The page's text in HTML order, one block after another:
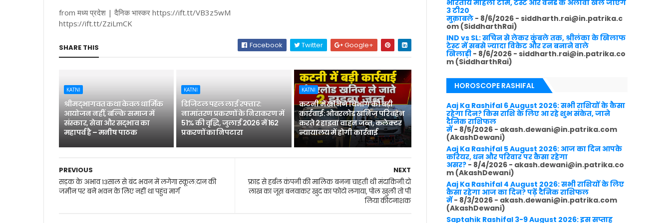
from मध्य प्रदेश | दैनिक भास्कर https://ift.tt/VB3z5wM
https://ift.tt/ZziLmCK
SHARE THIS Facebook Twitter Google+
KATNI
श्रीमद्भागवत कथा केवल धार्मिक
आयोजन नहीं, बल्कि समाज में
संस्कार, सेवा और सद्भाव का
महापर्व है – मनीष पाठक
KATNI
डिजिटल पहल लाई रफ्तार:
नामांतरण प्रकरणों के निराकरण में
51% की वृद्धि, जुलाई 2026 में 162
प्रकरणों का निपटारा
KATNI
कटनी में खनिज विभाग की बड़ी
कार्रवाई: ओवरलोड खनिज परिवहन
करते 2 हाइवा वाहन जब्त, कलेक्टर
न्यायालय में होगी कार्रवाई
NEXT
फ्राड से हर्बल कंपनी की मालिक बनना चाहती थी मंदाकिनी:दो
लाख का जूस बनवाकर खुद का फोटो लगाया, पोल खुली तो पी
लिया कीटनाशक
PREVIOUS
सड़क के अभाव 13साल से बंद भवन में लगेगा स्कूल:दान की
जमीन पर बने भवन के लिए नहीं था पहुंच मार्ग
भारतीय महिला टीम, टेस्ट और वनडे के अलावा खेले जाएंगे
3 टी20
मुक़ाबले - 8/6/2026 - siddharth.rai@in.patrika.c
om (SiddharthRai)
IND vs SL: सचिन से लेकर कुंबले तक, श्रीलंका के खिलाफ
टेस्ट में सबसे ज्यादा विकेट और रन बनाने वाले
खिलाड़ी - 8/6/2026 - siddharth.rai@in.patrika.co
m (SiddharthRai)
HOROSCOPE RASHIFAL
Aaj Ka Rashifal 6 August 2026: सभी राशियों के कैसा
रहेगा दिन? किस राशि के लिए आ रहे शुभ संकेत, जाने
दैनिक राशिफल
में- 8/5/2026 - akash.dewani@in.patrika.com
(AkashDewani)
Aaj Ka Rashifal 5 August 2026: आज का दिन आपके
करियर, धन और परिवार पर कैसा रहेगा
असर? - 8/4/2026 - akash.dewani@in.patrika.co
m (AkashDewani)
Aaj Ka Rashifal 4 August 2026: सभी राशियों के लिए
कैसा रहेगा आज का दिन? पढ़ें दैनिक राशिफल
में- 8/3/2026 - akash.dewani@in.patrika.com
(AkashDewani)
Saptahik Rashifal 3-9 August 2026: इस सप्ताह